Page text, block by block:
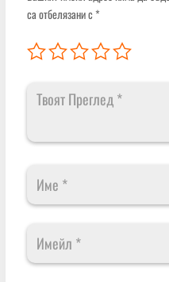
са отбелязани с*